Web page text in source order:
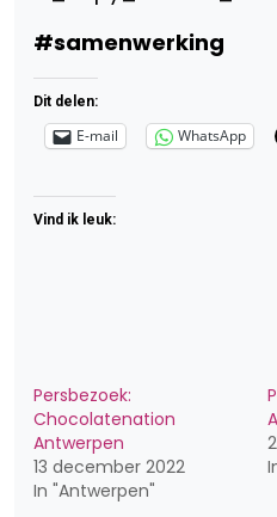
#samenwerking
Dit delen:
E-mail WhatsApp
Vind ik leuk:
Persbezoek:
Chocolatenation
Antwerpen
13 december 2022
In "Antwerpen"